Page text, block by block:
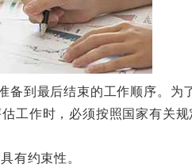
最后结束的工作顺序。为
工作时，必须按照国家有关
有约束性。